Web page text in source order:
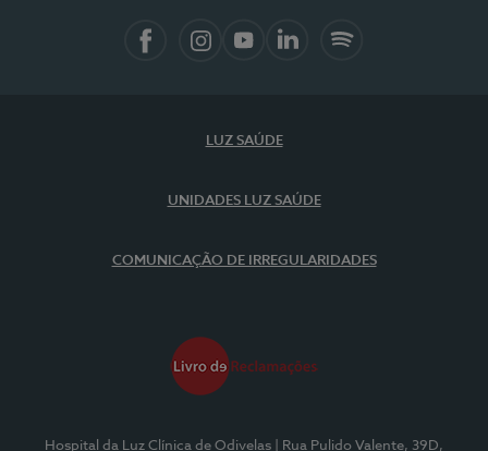
LUZ SAÚDE
UNIDADES LUZ SAÚDE
COMUNICAÇÃO DE IRREGULARIDADES
Hospital da Luz Clínica de Odivelas
| Rua Pulido Valente, 39D,